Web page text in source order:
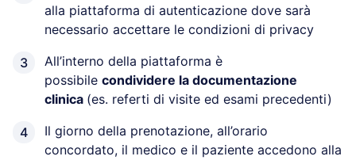
alla piattaforma di autenticazione dove sarà
necessario accettare le condizioni di privacy
All’interno della piattaforma è
possibile condividere la documentazione
clinica (es. referti di visite ed esami precedenti)
Il giorno della prenotazione, all’orario
concordato, il medico e il paziente accedono alla